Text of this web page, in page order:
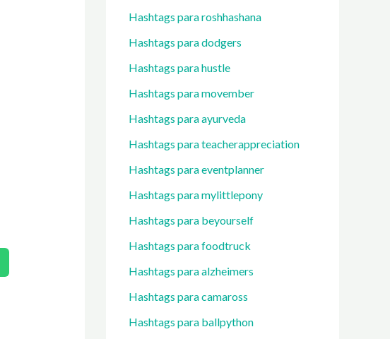
Hashtags para roshhashana
Hashtags para dodgers
Hashtags para hustle
Hashtags para movember
Hashtags para ayurveda
Hashtags para teacherappreciation
Hashtags para eventplanner
Hashtags para mylittlepony
Hashtags para beyourself
Hashtags para foodtruck
Hashtags para alzheimers
Hashtags para camaross
Hashtags para ballpython